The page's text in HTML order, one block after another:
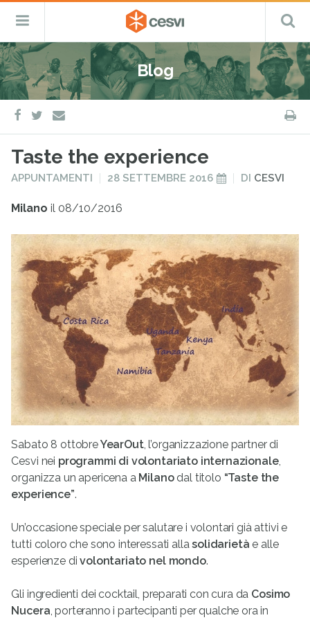
Salta
al
contenuto
CESVI
Fondazione
–
ETS
Cooperazione,
Emergenza
e
Sviluppo
Menu
Blog
facebook
twitter
e-
mail
Taste the experience
PUBBLICATO
APPUNTAMENTI
PUBBLICATO
28 SETTEMBRE 2016 DI CESVI
Milano il 08/10/2016
Sabato 8 ottobreYearOut, l’organizzazione partner di
Cesvi nei programmi di volontariato internazionale,
organizza un apericena a Milano dal titolo “Taste the
experience”.
Un’occasione speciale per salutare i volontari già attivi e
tutti coloro che sono interessati allasolidarietà e alle
esperienze divolontariato nel mondo.
Gli ingredienti dei cocktail, preparati con cura da Cosimo
Nucera, porteranno i partecipanti per qualche ora in